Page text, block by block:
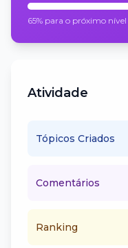
65% para o próximo nível
Atividade
Tópicos Criados
Comentários
Ranking